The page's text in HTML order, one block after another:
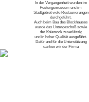
In der Vergangenheit wurden im
Festungsmuseum und im
Stadtgebiet viele Restaurierungen
durchgeführt.
Auch beim Bau des Blockhauses
wurde das Untergeschoß sowie
der Kniestock zuverlässig
und in hoher Qualität ausgeführt.
Dafür und für die Unterstützung
danken wir der Firma